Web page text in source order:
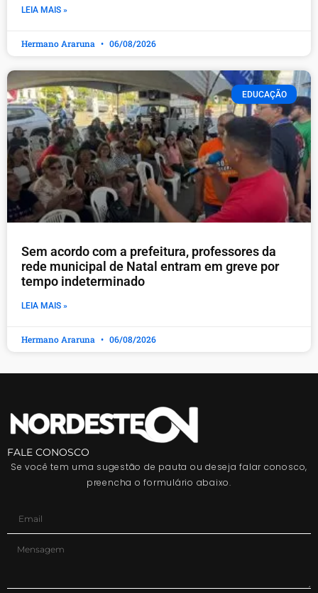
LEIA MAIS »
Hermano Araruna 06/08/2026
EDUCAÇÃO
​Sem acordo com a prefeitura, professores da
rede municipal de Natal entram em greve por
tempo indeterminado
LEIA MAIS »
Hermano Araruna 06/08/2026
FALE CONOSCO
Se você tem uma sugestão de pauta ou deseja falar conosco,
preencha o formulário abaixo.